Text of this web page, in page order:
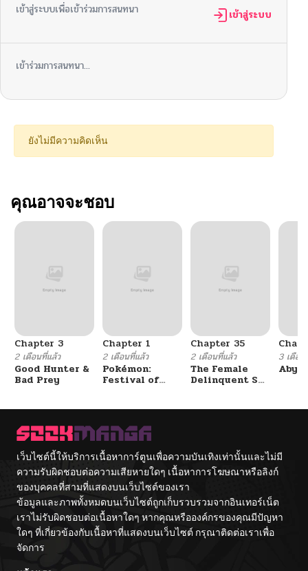
เข้าสู่ระบบเพื่อเข้าร่วมการสนทนา เข้าสู่ระบบ
เข้าร่วมการสนทนา...
ยังไม่มีความคิดเห็น
คุณอาจจะชอบ
Chapter 3
2 เดือนที่แล้ว
Good Hunter &
Bad Prey
Chapter 1
2 เดือนที่แล้ว
Pokémon:
Festival of
Chapter 35
2 เดือนที่แล้ว
The Female
Delinquent Set
3 เดือน
เว็บไซต์นี้ให้บริการเนื้อหาการ์ตูนเพื่อความบันเทิงเท่านั้นและไม่มี
ความรับผิดชอบต่อความเสียหายใดๆ เนื้อหาการโฆษณาหรือลิงก์
ของบุคคลที่สามที่แสดงบนเว็บไซต์ของเรา
ข้อมูลและภาพทั้งหมดบนเว็บไซต์ถูกเก็บรวบรวมจากอินเทอร์เน็ต
เราไม่รับผิดชอบต่อเนื้อหาใดๆ หากคุณหรือองค์กรของคุณมีปัญหา
ใดๆ ที่เกี่ยวข้องกับเนื้อหาที่แสดงบนเว็บไซต์ กรุณาติดต่อเราเพื่อ
จัดการ